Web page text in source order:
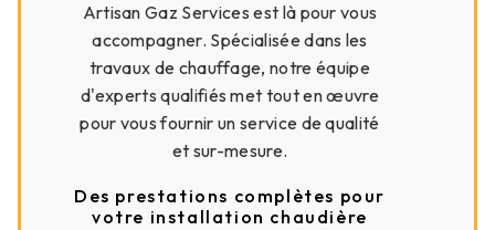
Artisan Gaz Services est là pour vous
accompagner. Spécialisée dans les
travaux de chauffage, notre équipe
d'experts qualifiés met tout en œuvre
pour vous fournir un service de qualité
et sur-mesure.
Des prestations complètes pour
votre installation chaudière